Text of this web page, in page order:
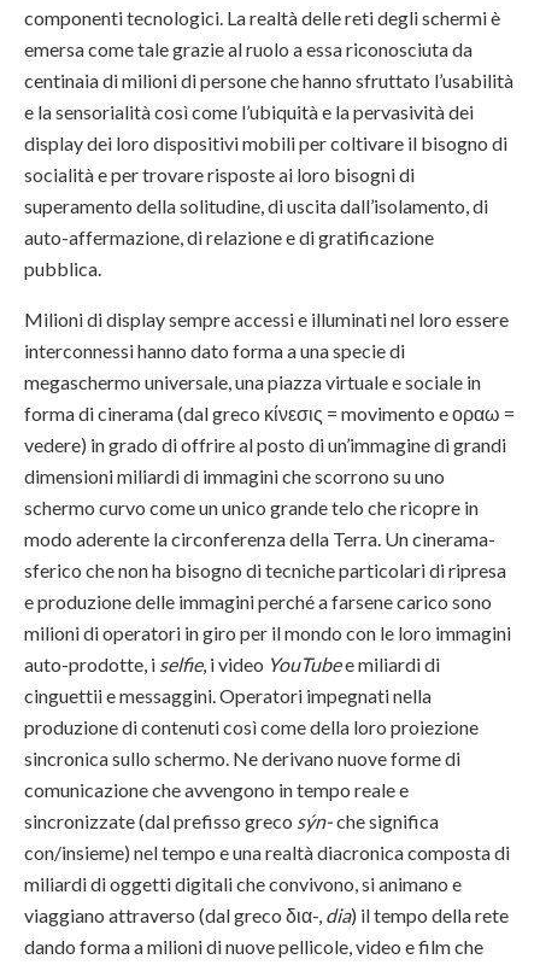
componenti tecnologici. La realtà delle reti degli schermi è
emersa come tale grazie al ruolo a essa riconosciuta da
centinaia di milioni di persone che hanno sfruttato l’usabilità
e la sensorialità così come l’ubiquità e la pervasività dei
display dei loro dispositivi mobili per coltivare il bisogno di
socialità e per trovare risposte ai loro bisogni di
superamento della solitudine, di uscita dall’isolamento, di
auto-affermazione, di relazione e di gratificazione
pubblica.
Milioni di display sempre accessi e illuminati nel loro essere
interconnessi hanno dato forma a una specie di
megaschermo universale, una piazza virtuale e sociale in
forma di cinerama (dal greco κίνεσις = movimento e οραω =
vedere) in grado di offrire al posto di un’immagine di grandi
dimensioni miliardi di immagini che scorrono su uno
schermo curvo come un unico grande telo che ricopre in
modo aderente la circonferenza della Terra. Un cinerama-
sferico che non ha bisogno di tecniche particolari di ripresa
e produzione delle immagini perché a farsene carico sono
milioni di operatori in giro per il mondo con le loro immagini
auto-prodotte, i selfie, i video YouTubee miliardi di
cinguettii e messaggini. Operatori impegnati nella
produzione di contenuti così come della loro proiezione
sincronica sullo schermo. Ne derivano nuove forme di
comunicazione che avvengono in tempo reale e
sincronizzate (dal prefisso greco sýn-che significa
con/insieme) nel tempo e una realtà diacronica composta di
miliardi di oggetti digitali che convivono, si animano e
viaggiano attraverso (dal greco δια-, dia) il tempo della rete
dando forma a milioni di nuove pellicole, video e film che